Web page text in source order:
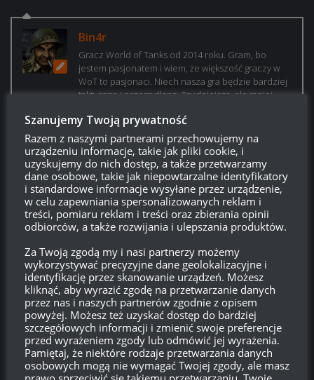
Bin4r
Gracz World of Tanks od 2014 roku. Gram, bo
jestem pasjonatem i wiem, że większość graczy w
WoT to pasjonaci. Niech nasza gra będzie bardziej
taktyczna i przemyślana. Trudniejsza, ale mniej
Postawmy na miodność!
Login
Szanujemy Twoją prywatność
Razem z naszymi partnerami przechowujemy na
urządzeniu informacje, takie jak pliki cookie, i
uzyskujemy do nich dostęp, a także przetwarzamy
dane osobowe, takie jak niepowtarzalne identyfikatory
i standardowe informacje wysyłane przez urządzenie,
w celu zapewniania spersonalizowanych reklam i
treści, pomiaru reklam i treści oraz zbierania opinii
odbiorców, a także rozwijania i ulepszania produktów.
Za Twoją zgodą my i nasi partnerzy możemy
wykorzystywać precyzyjne dane geolokalizacyjne i
identyfikację przez skanowanie urządzeń. Możesz
kliknąć, aby wyrazić zgodę na przetwarzanie danych
przez nas i naszych partnerów zgodnie z opisem
powyżej. Możesz też uzyskać dostęp do bardziej
szczegółowych informacji i zmienić swoje preferencje
przed wyrażeniem zgody lub odmówić jej wyrażenia.
Pamiętaj, że niektóre rodzaje przetwarzania danych
osobowych mogą nie wymagać Twojej zgody, ale masz